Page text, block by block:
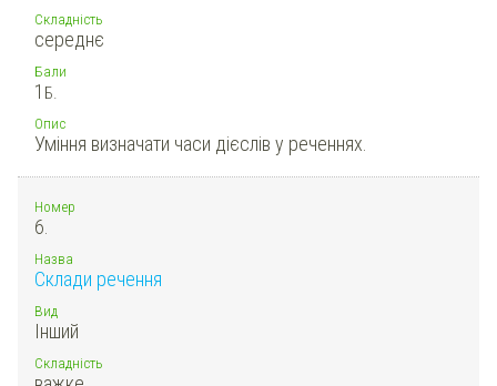
Складність
середнє
Бали
1 Б.
Опис
Уміння визначати часи дієслів у реченнях.
Номер
6.
Назва
Склади речення
Вид
Інший
Складність